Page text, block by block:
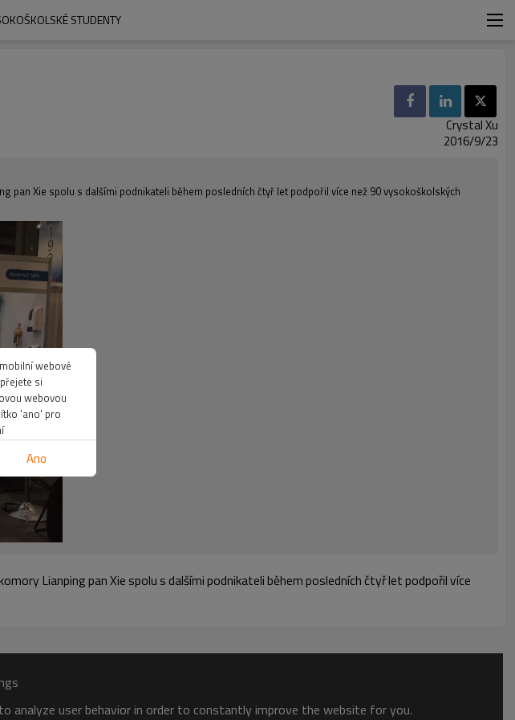
STUDENTY
Crystal Xu
2016/9/23
Xie spolu s dalšími podnikateli během posledních čtyř let podpořil více než 90 vysokoškolských
Lianping pan Xie spolu s dalšími podnikateli během posledních čtyř let podpořil více
analyze user behavior in order to constantly improve the website for you.
webové
si
webovou
'ano' pro
Ano